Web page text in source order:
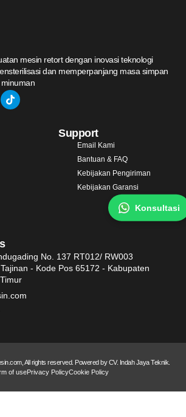
mesin retort dengan inovasi teknologi
dan memperpanjang masa simpan
Support
Email Kami
Bantuan & FAQ
Kebijakan Pengiriman
Kebijakan Garansi
No. 137 RT012/ RW003
- Kode Pos 65172 - Kabupaten
All rights reserved. Powered by CV. Indah Jaya Teknik.
of usePrivacy PolicyCookie Policy
Konsultasi